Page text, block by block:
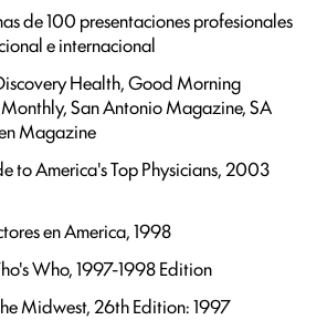
de 100 presentaciones profesionales
e internacional
Health, Good Morning
San Antonio Magazine, SA
Magazine
to America's Top Physicians, 2003
en America, 1998
Who, 1997-1998 Edition
Midwest, 26th Edition: 1997